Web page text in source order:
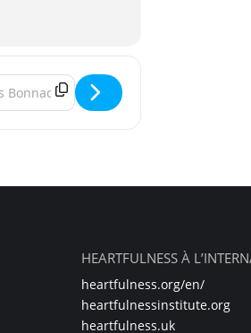
- Bordeaux – Ciné-Méditation : Debout !
HEARTFULNESS À
heartfulness.org/en/
heartfulnessinstitute.org
heartfulness.uk